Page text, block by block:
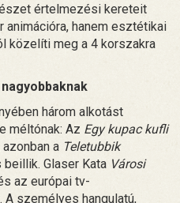
értelmezési kereteit
hanem esztétikai
közelíti meg a 4 korszakra
három alkotást
méltónak: Az Egy kupac kufli
a Teletubbik
Glaser Kata Városi
az európai tv-
személyes hangulatú,